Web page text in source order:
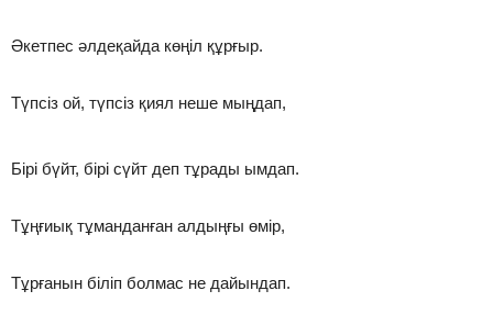
Әкетпес әлдеқайда көңіл құрғыр.
Түпсіз ой, түпсіз қиял неше мыңдап,
Бірі бүйт, бірі сүйт деп тұрады ымдап.
Тұңғиық тұманданған алдыңғы өмір,
Тұрғанын біліп болмас не дайындап.